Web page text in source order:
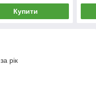
Купити
рік